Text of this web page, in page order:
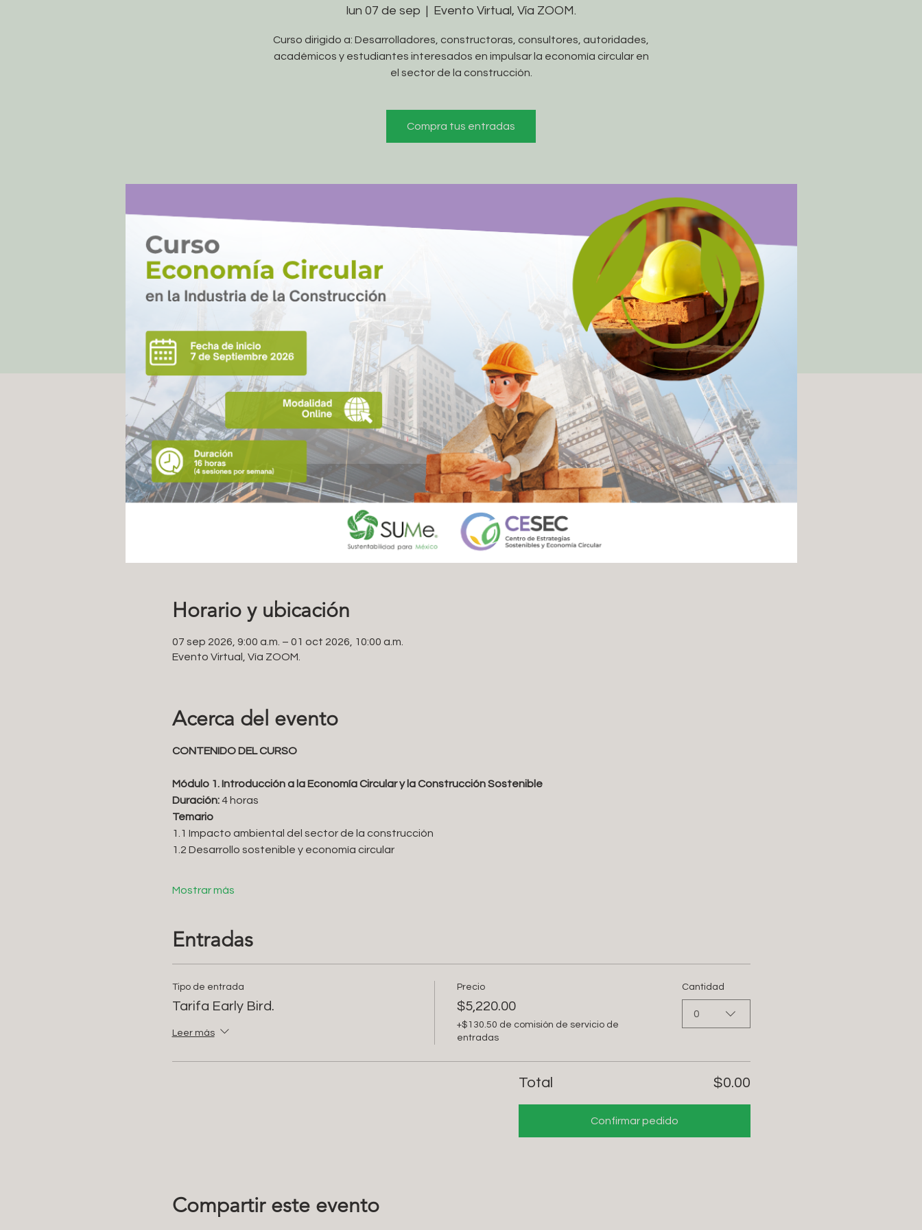
lun 07 de sep
  |
Evento Virtual, Vía ZOOM.
Curso dirigido a: Desarrolladores, constructoras, consultores, autoridades,
académicos y estudiantes interesados en impulsar la economía circular en
el sector de la construcción.
Compra tus entradas
Horario y ubicación
07 sep 2026, 9:00 a.m. – 01 oct 2026, 10:00 a.m.
Evento Virtual, Vía ZOOM.
Acerca del evento
CONTENIDO DEL CURSO
Módulo 1. Introducción a la Economía Circular y la Construcción Sostenible
Duración: 4 horas
Temario
1.1 Impacto ambiental del sector de la construcción
1.2 Desarrollo sostenible y economía circular
Mostrar más
Entradas
Tipo de entrada
Tarifa Early Bird.
Leer más
Precio
$5,220.00
+$130.50 de comisión de servicio de
entradas
Cantidad
0
Total $0.00
Confirmar pedido
Compartir este evento